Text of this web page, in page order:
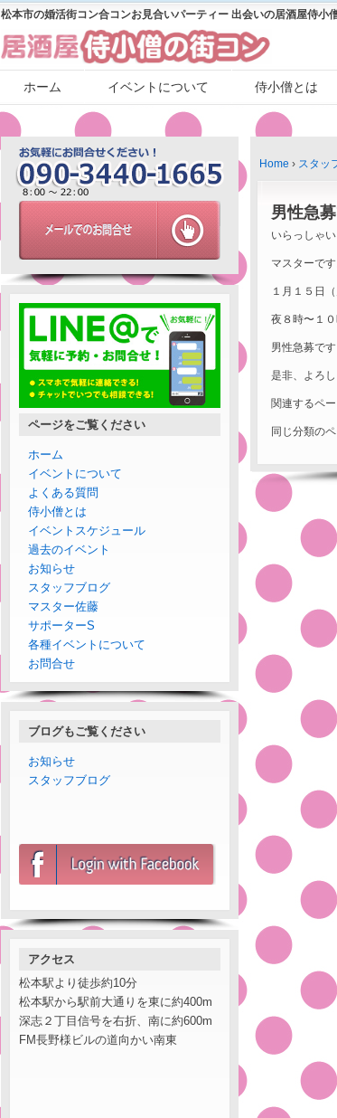
松本市の婚活街コン合コンお見合いパーティー 出会いの居酒屋侍小
ホーム イベントについて 侍小僧とは
Home › スタッ
男性急
いらっしゃ
マスターです
１月１５日（
夜８時〜１
男性急募です
是非、よろ
関連するペー
同じ分類の
ページをご覧ください
ホーム
イベントについて
よくある質問
侍小僧とは
イベントスケジュール
過去のイベント
お知らせ
スタッフブログ
マスター佐藤
サポーターS
各種イベントについて
お問合せ
ブログもご覧ください
お知らせ
スタッフブログ
アクセス
松本駅より徒歩約10分
松本駅から駅前大通りを東に約400m
深志２丁目信号を右折、南に約600m
FM長野様ビルの道向かい南東